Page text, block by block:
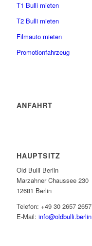
T1 Bulli mieten
T2 Bulli mieten
Filmauto mieten
Promotionfahrzeug
ANFAHRT
HAUPTSITZ
Old Bulli Berlin
Marzahner Chaussee 230
12681 Berlin
Telefon: +49 30 2657 2657
E-Mail: info@oldbulli.berlin